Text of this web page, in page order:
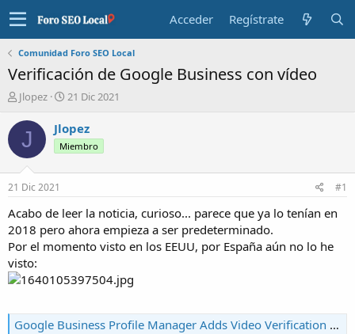
Acceder Regístrate
Comunidad Foro SEO Local
Verificación de Google Business con vídeo
I
i
i
d
o
r
d
e
l
t
e
Jlopez
F
c
h
a
n
c
i
21 Dic 2021
J Jlopez
Miembro
21 Dic 2021 #1
Acabo de leer la noticia, curioso... parece que ya lo tenían en
2018 pero ahora empieza a ser predeterminado.
Por el momento visto en los EEUU, por España aún no lo he
visto:
Google Business Profile Manager Adds Video Verification Flow - Steady Demand Google Business Profile and Local Services Ads management and Local SEO agency.